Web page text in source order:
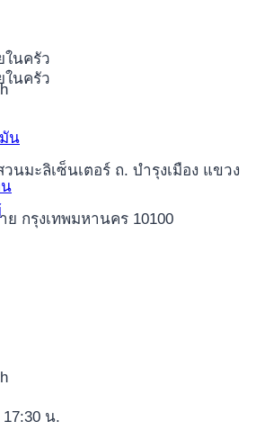
ในครัว
ในครัว
น
น
วนมะลิเซ็นเตอร์ ถ. บำรุงเมือง แขวง
กรุงเทพมหานคร 10100
น.